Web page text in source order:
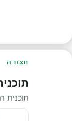
תצורה
תוכנית